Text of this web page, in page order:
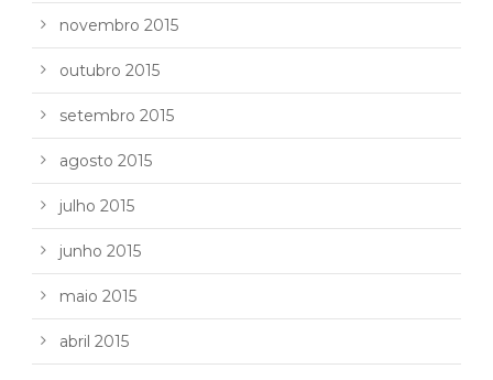
novembro 2015
outubro 2015
setembro 2015
agosto 2015
julho 2015
junho 2015
maio 2015
abril 2015